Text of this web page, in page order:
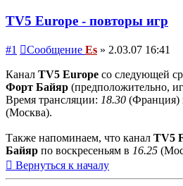
TV5 Europe - повторы игр
#1 Сообщение Es » 2.03.07 16:41
Канал TV5 Europe со следующей
Форт Байяр (предположительно,
Время трансляции: 18.30 (Франция)
(Москва).
Также напоминаем, что канал TV5
Байяр по воскресеньям в 16.25
Вернуться к началу